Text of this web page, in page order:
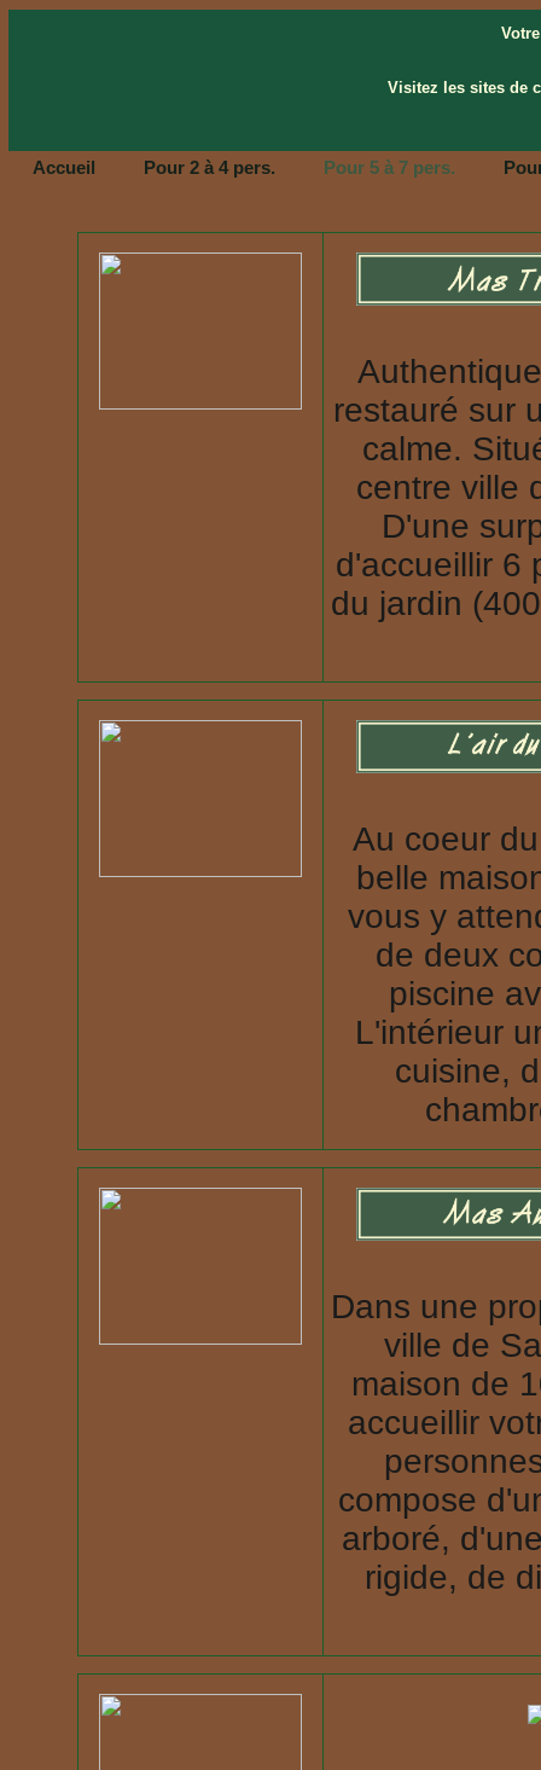
Visitez les sites de
Accueil Pour 2 à 4 pers. Pour 5 à 7 pers.
restauré sur
calme.
centre ville
D'une
d'accueillir 6
du jardin
Au coeur
belle
vous y
de deux
piscine
L'intérieur
cuisine,
Dans une
ville de
maison de
accueillir
compose
arboré,
rigide, de